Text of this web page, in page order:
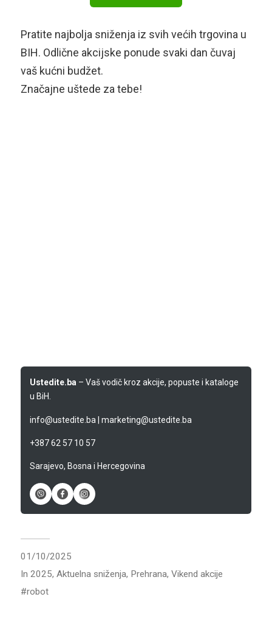
Pratite najbolja sniženja iz svih većih trgovina u
BIH. Odlične akcijske ponude svaki dan čuvaj
vaš kućni budžet.
Značajne uštede za tebe!
Ustedite.ba– Vaš vodič kroz akcije, popuste i kataloge
u BiH.
info@ustedite.ba marketing@ustedite.ba
+387 62 57 10 57
Sarajevo, Bosna i Hercegovina
01/10/2025
In 2025, Aktuelna sniženja, Prehrana, Vikend akcije
robot